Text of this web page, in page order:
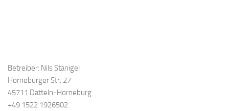
Betreiber: Nils Stanigel
Horneburger Str. 27
45711 Datteln-Horneburg
+49 1522 1926502